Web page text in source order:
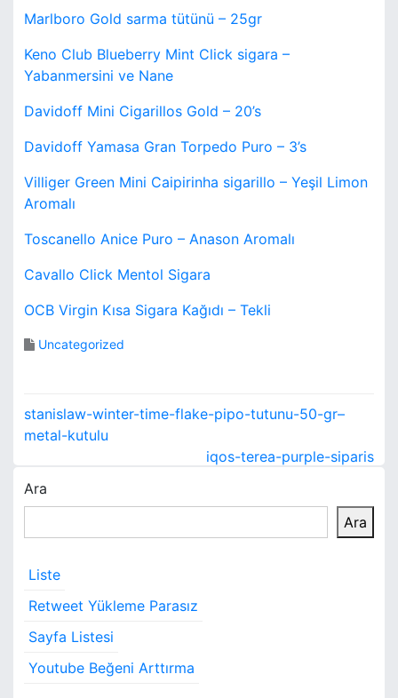
Marlboro Gold sarma tütünü – 25gr
Keno Club Blueberry Mint Click sigara –
Yabanmersini ve Nane
Davidoff Mini Cigarillos Gold – 20’s
Davidoff Yamasa Gran Torpedo Puro – 3’s
Villiger Green Mini Caipirinha sigarillo – Yeşil Limon
Aromalı
Toscanello Anice Puro – Anason Aromalı
Cavallo Click Mentol Sigara
OCB Virgin Kısa Sigara Kağıdı – Tekli
Uncategorized
Y
a
z
ı
g
e
z
i
n
stanislaw-winter-time-flake-pipo-tutunu-50-gr–
metal-kutulu
iqos-terea-purple-siparis
Ara
Ara
Liste
Retweet Yükleme Parasız
Sayfa Listesi
Youtube Beğeni Arttırma